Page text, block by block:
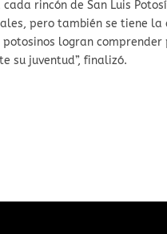
rincón de San Luis
pero también se tiene la
logran comprender
su juventud”, finalizó.